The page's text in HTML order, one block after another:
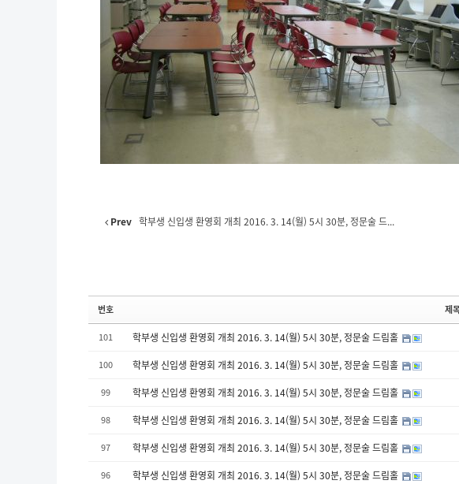
Prev 학부생 신입생 환영회 개최 2016. 3. 14(월) 5시 30분, 정문술 드...
번호 제
101 학부생 신입생 환영회 개최 2016. 3. 14(월) 5시 30분, 정문술 드림홀
100 학부생 신입생 환영회 개최 2016. 3. 14(월) 5시 30분, 정문술 드림홀
99 학부생 신입생 환영회 개최 2016. 3. 14(월) 5시 30분, 정문술 드림홀
98 학부생 신입생 환영회 개최 2016. 3. 14(월) 5시 30분, 정문술 드림홀
97 학부생 신입생 환영회 개최 2016. 3. 14(월) 5시 30분, 정문술 드림홀
96 학부생 신입생 환영회 개최 2016. 3. 14(월) 5시 30분, 정문술 드림홀